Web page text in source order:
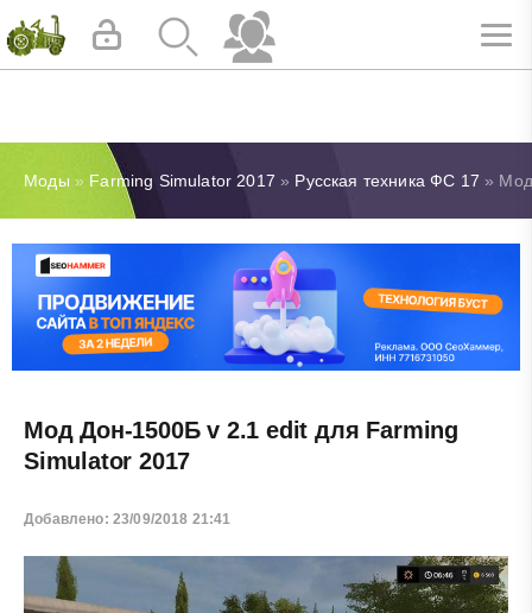
Моды » Farming Simulator 2017 » Русская техника ФС 17 »
Мод Дон-1500Б v 2.1 edit для Farming
Simulator 2017
Добавлено: 23/09/2018 21:41